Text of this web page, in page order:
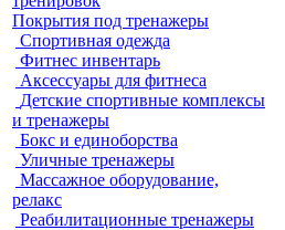
Покрытия под тренажеры
Спортивная одежда
Фитнес инвентарь
Аксессуары для фитнеса
Детские спортивные комплексы
и тренажеры
Бокс и единоборства
Уличные тренажеры
Массажное оборудование,
релакс
Реабилитационные тренажеры